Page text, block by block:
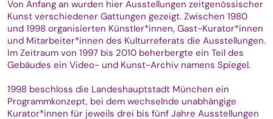
Von Anfang an wurden hier Ausstellungen zeitgenössischer
Kunst verschiedener Gattungen gezeigt. Zwischen 1980
und 1998 organisierten Künstler*innen, Gast-Kurator*innen
und Mitarbeiter*innen des Kulturreferats die Ausstellungen.
Im Zeitraum von 1997 bis 2010 beherbergte ein Teil des
Gebäudes ein Video- und Kunst-Archiv namens Spiegel.
1998 beschloss die Landeshauptstadt München ein
Programmkonzept, bei dem wechselnde unabhängige
Kurator*innen für jeweils drei bis fünf Jahre Ausstellungen